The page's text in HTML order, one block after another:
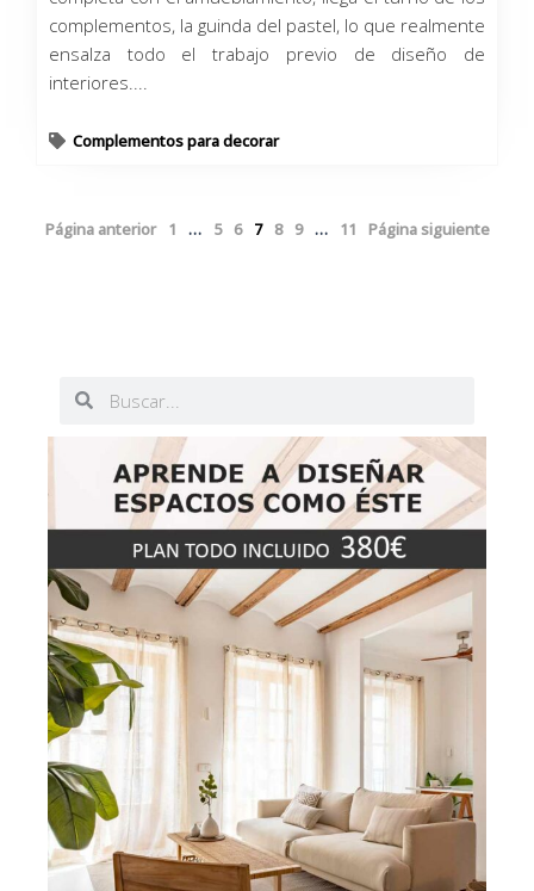
complementos, la guinda del pastel, lo que realmente
ensalza todo el trabajo previo de diseño de
interiores....
Complementos para decorar
Página anterior 1 … 5 6 7 8 9 … 11 Página siguiente